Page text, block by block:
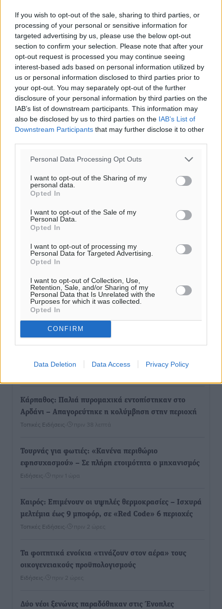
If you wish to opt-out of the sale, sharing to third parties, or
processing of your personal or sensitive information for
targeted advertising by us, please use the below opt-out
section to confirm your selection. Please note that after your
opt-out request is processed you may continue seeing
interest-based ads based on personal information utilized by
us or personal information disclosed to third parties prior to
your opt-out. You may separately opt-out of the further
disclosure of your personal information by third parties on the
IAB’s list of downstream participants. This information may
also be disclosed by us to third parties on the IAB’s List of
Downstream Participants that may further disclose it to other
Personal Data Processing Opt Outs
I want to opt-out of the Sharing of my
personal data.
Opted In
I want to opt-out of the Sale of my
Personal Data.
Opted In
I want to opt-out of processing my
Personal Data for Targeted Advertising.
Opted In
I want to opt-out of Collection, Use,
Retention, Sale, and/or Sharing of my
Personal Data that Is Unrelated with the
Purposes for which it was collected.
Opted In
CONFIRM
Data Deletion Data Access Privacy Policy
Ροή ειδήσεων
Γιώργος Χατζημάρκος: Στηρίζουμε τις εκδηλώσεις
δικαίωμα όλων και δύναμη ζωής
Κάρπαθος: Παλιά πυρομαχικά εντοπίστηκαν στο
Αρδάνι – Απαγορεύτηκε η κολύμβηση στην περιοχή
Τοπικές Ειδήσεις πριν 38 λεπτά
Τουρνάς για φωτιές: «Κανένα περιθώριο
εφησυχασμού» – Σε πλήρη ετοιμότητα ο μηχανισμός
Ειδήσεις πριν 1 ώρα
Καιρός: Επιμένουν οι υψηλές θερμοκρασίες – Ισχυρά
μελτέμια έως 9 μποφόρ, σε «Red Code» 6 περιοχές
Τοπικές Ειδήσεις πριν 2 ώρες
Τα φοιτητικά ενοίκια «τινάζουν στον αέρα» τους
οικογενειακούς προϋπολογισμούς
Ειδήσεις πριν 2 ώρες
Δύο νέοι ξενώνες παραδόθηκαν στις Ένοπλες